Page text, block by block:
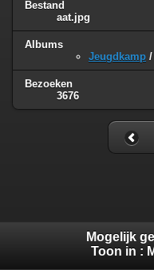
Bestand
aat.jpg
Albums
Jeugdkamp /
Bezoeken
3676
Mogelijk
Toon in :